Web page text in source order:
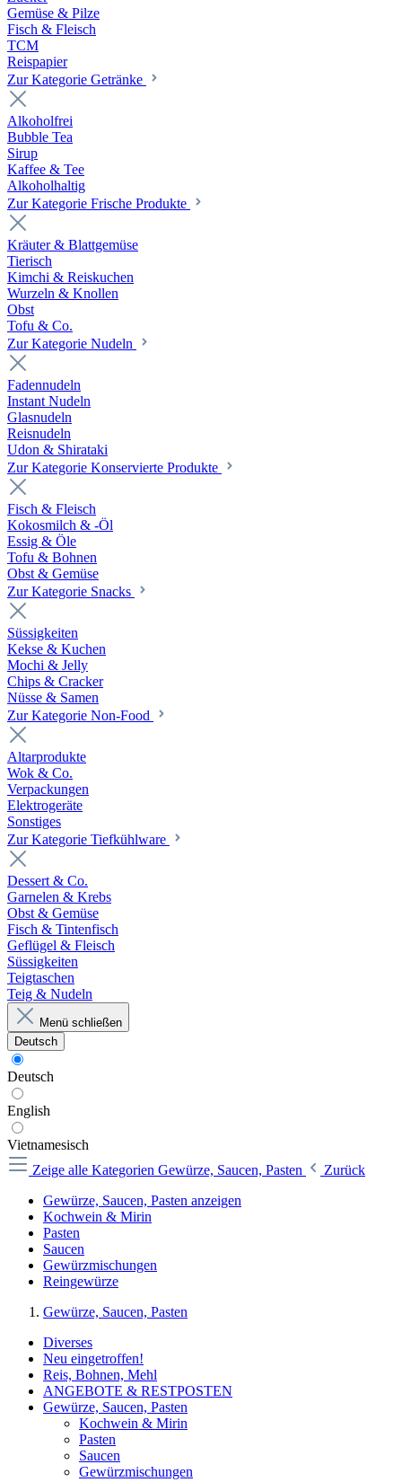
Gemüse & Pilze
Fisch & Fleisch
TCM
Reispapier
Zur Kategorie Getränke
Alkoholfrei
Bubble Tea
Sirup
Kaffee & Tee
Alkoholhaltig
Zur Kategorie Frische Produkte
Kräuter & Blattgemüse
Tierisch
Kimchi & Reiskuchen
Wurzeln & Knollen
Obst
Tofu & Co.
Zur Kategorie Nudeln
Fadennudeln
Instant Nudeln
Glasnudeln
Reisnudeln
Udon & Shirataki
Zur Kategorie Konservierte Produkte
Fisch & Fleisch
Kokosmilch & -Öl
Essig & Öle
Tofu & Bohnen
Obst & Gemüse
Zur Kategorie Snacks
Süssigkeiten
Kekse & Kuchen
Mochi & Jelly
Chips & Cracker
Nüsse & Samen
Zur Kategorie Non-Food
Altarprodukte
Wok & Co.
Verpackungen
Elektrogeräte
Sonstiges
Zur Kategorie Tiefkühlware
Dessert & Co.
Garnelen & Krebs
Obst & Gemüse
Fisch & Tintenfisch
Geflügel & Fleisch
Süssigkeiten
Teigtaschen
Teig & Nudeln
Menü schließen
Deutsch
Deutsch
English
Vietnamesisch
Zeige alle Kategorien Gewürze, Saucen, Pasten
Zurück
Gewürze, Saucen, Pasten anzeigen
Kochwein & Mirin
Pasten
Saucen
Gewürzmischungen
Reingewürze
Gewürze, Saucen, Pasten
Diverses
Neu eingetroffen!
Reis, Bohnen, Mehl
ANGEBOTE & RESTPOSTEN
Gewürze, Saucen, Pasten
Kochwein & Mirin
Pasten
Saucen
Gewürzmischungen